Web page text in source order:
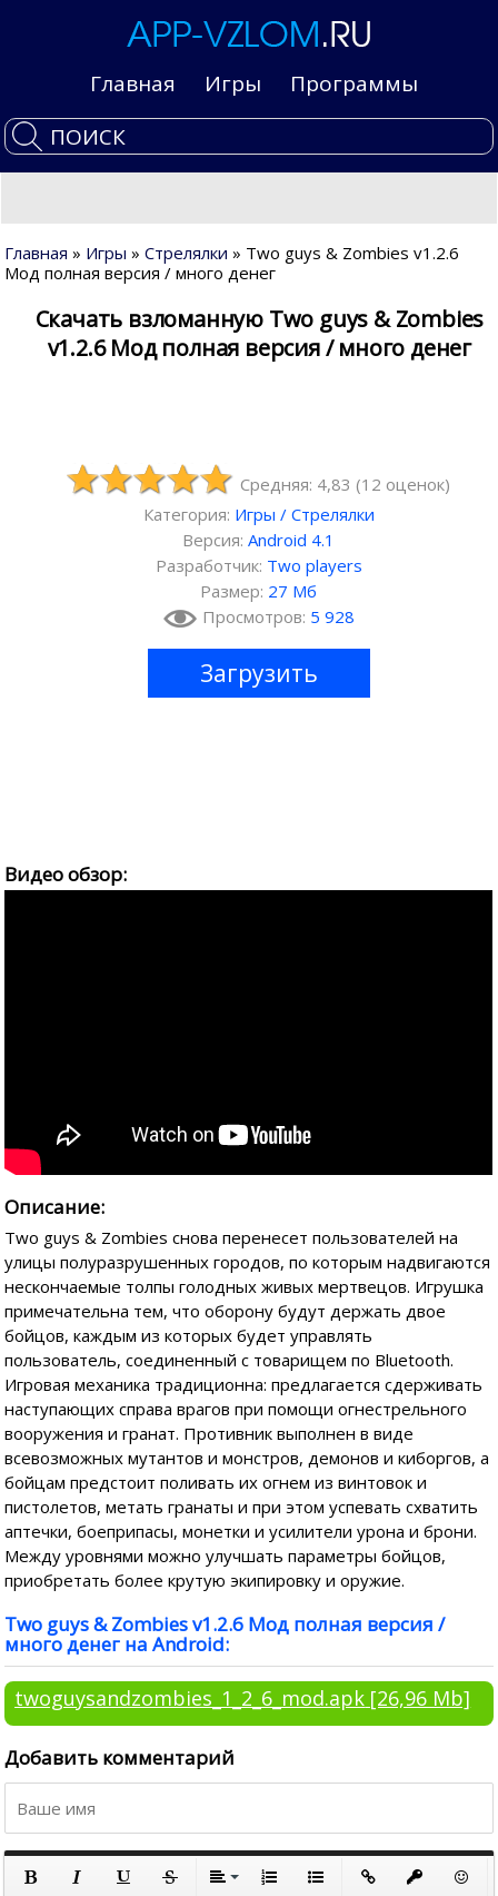
Главная Игры Программы
Главная » Игры »Стрелялки » Two guys & Zombies v1.2.6
Мод полная версия / много денег
Скачать взломанную Two guys & Zombies
v1.2.6 Мод полная версия / много денег
Средняя: 4,83 (12 оценок)
Категория: Игры / Стрелялки
Версия:Android 4.1
Разработчик: Two players
Размер: 27 Мб
Просмотров: 5 928
Загрузить
Видео обзор:
Описание:
Two guys & Zombies снова перенесет пользователей на
улицы полуразрушенных городов, по которым надвигаются
нескончаемые толпы голодных живых мертвецов. Игрушка
примечательна тем, что оборону будут держать двое
бойцов, каждым из которых будет управлять
пользователь, соединенный с товарищем по Bluetooth.
Игровая механика традиционна: предлагается сдерживать
наступающих справа врагов при помощи огнестрельного
вооружения и гранат. Противник выполнен в виде
всевозможных мутантов и монстров, демонов и киборгов, а
бойцам предстоит поливать их огнем из винтовок и
пистолетов, метать гранаты и при этом успевать схватить
аптечки, боеприпасы, монетки и усилители урона и брони.
Между уровнями можно улучшать параметры бойцов,
приобретать более крутую экипировку и оружие.
Two guys & Zombies v1.2.6 Мод полная версия /
много денег на Android:
twoguysandzombies_1_2_6_mod.apk [26,96 Mb]
Добавить комментарий
По левому краю